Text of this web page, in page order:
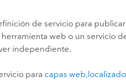
Todas las historias
de servicio para
herramienta web o un servicio
independiente.
para capas web,